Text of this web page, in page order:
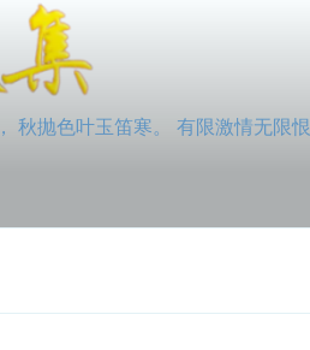
秋抛色叶玉笛寒。 有限激情无